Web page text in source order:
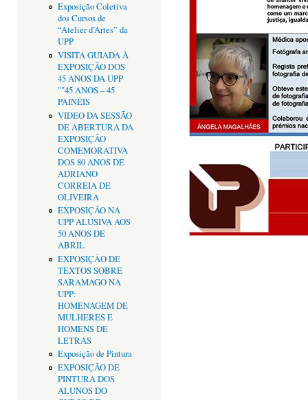
Exposição Coletiva
dos Cursos de
“Atelier d’Artes” da
UPP
VISITA GUIADA À
EXPOSIÇÃO DOS
45 ANOS DA UPP
""45 ANOS – 45
PAINÉIS
VIDEO DA SESSÃO
DE ABERTURA DA
EXPOSIÇÃO
COMEMORATIVA
DOS 80 ANOS DE
ADRIANO
CORREIA DE
OLIVEIRA
EXPOSIÇÃO NA
UPP ALUSIVA AOS
50 ANOS DE
ABRIL
EXPOSIÇÂO DE
TEXTOS SOBRE
SARAMAGO NA
UPP:
HOMENAGEM DE
MULHERES E
HOMENS DE
LETRAS
Exposição de Pintura
EXPOSIÇÃO DE
PINTURA DOS
ALUNOS DO